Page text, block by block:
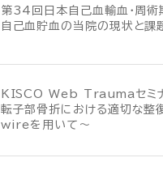
第34回日本自己血輸血・周術
自己血貯血の当院の現状と課
KISCO Web Traumaセミ
転子部骨折における適切な
wireを用いて～